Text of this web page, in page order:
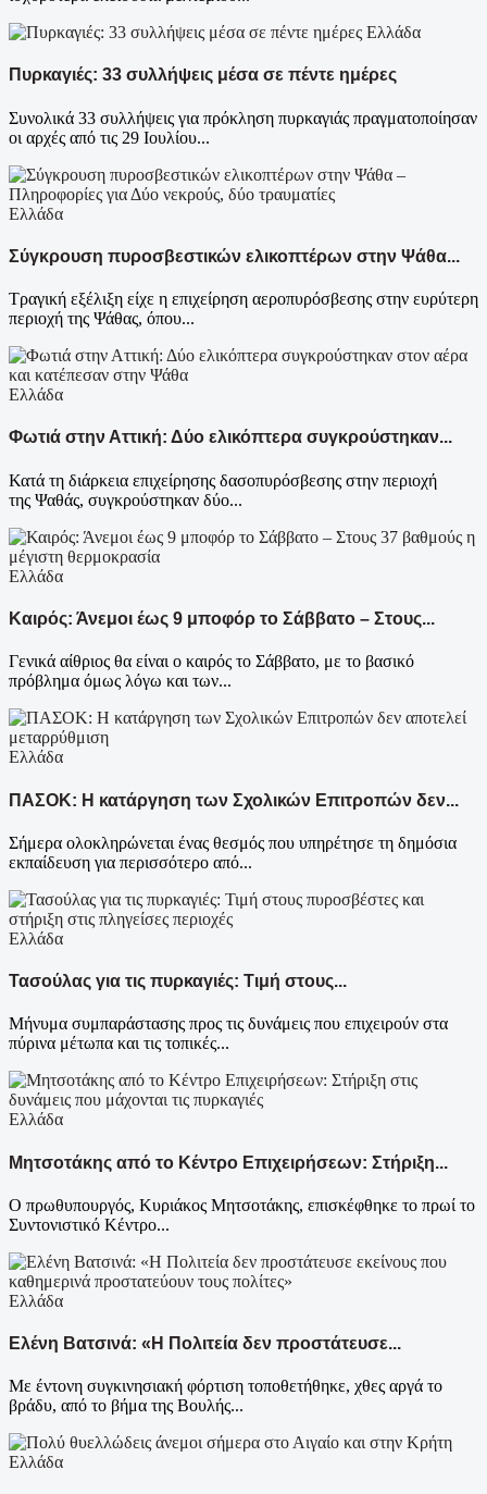
Ελλάδα
Πυρκαγιές: 33 συλλήψεις μέσα σε πέντε ημέρες
Συνολικά 33 συλλήψεις για πρόκληση πυρκαγιάς πραγματοποίησαν
οι αρχές από τις 29 Ιουλίου...
Ελλάδα
Σύγκρουση πυροσβεστικών ελικοπτέρων στην Ψάθα...
Τραγική εξέλιξη είχε η επιχείρηση αεροπυρόσβεσης στην ευρύτερη
περιοχή της Ψάθας, όπου...
Ελλάδα
Φωτιά στην Αττική: Δύο ελικόπτερα συγκρούστηκαν...
Κατά τη διάρκεια επιχείρησης δασοπυρόσβεσης στην περιοχή
της Ψαθάς, συγκρούστηκαν δύο...
Ελλάδα
Καιρός: Άνεμοι έως 9 μποφόρ το Σάββατο – Στους...
Γενικά αίθριος θα είναι ο καιρός το Σάββατο, με το βασικό
πρόβλημα όμως λόγω και των...
Ελλάδα
ΠΑΣΟΚ: Η κατάργηση των Σχολικών Επιτροπών δεν...
Σήμερα ολοκληρώνεται ένας θεσμός που υπηρέτησε τη δημόσια
εκπαίδευση για περισσότερο από...
Ελλάδα
Τασούλας για τις πυρκαγιές: Τιμή στους...
Μήνυμα συμπαράστασης προς τις δυνάμεις που επιχειρούν στα
πύρινα μέτωπα και τις τοπικές...
Ελλάδα
Μητσοτάκης από το Κέντρο Επιχειρήσεων: Στήριξη...
Ο πρωθυπουργός, Κυριάκος Μητσοτάκης, επισκέφθηκε το πρωί το
Συντονιστικό Κέντρο...
Ελλάδα
Ελένη Βατσινά: «Η Πολιτεία δεν προστάτευσε...
Με έντονη συγκινησιακή φόρτιση τοποθετήθηκε, χθες αργά το
βράδυ, από το βήμα της Βουλής...
Ελλάδα